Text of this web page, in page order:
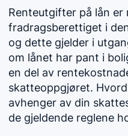
Renteutgifter på lån er
fradragsberettiget i
og dette gjelder i
om lånet har pant i
en del av
skatteoppgjøret.
avhenger av din
de gjeldende reglene